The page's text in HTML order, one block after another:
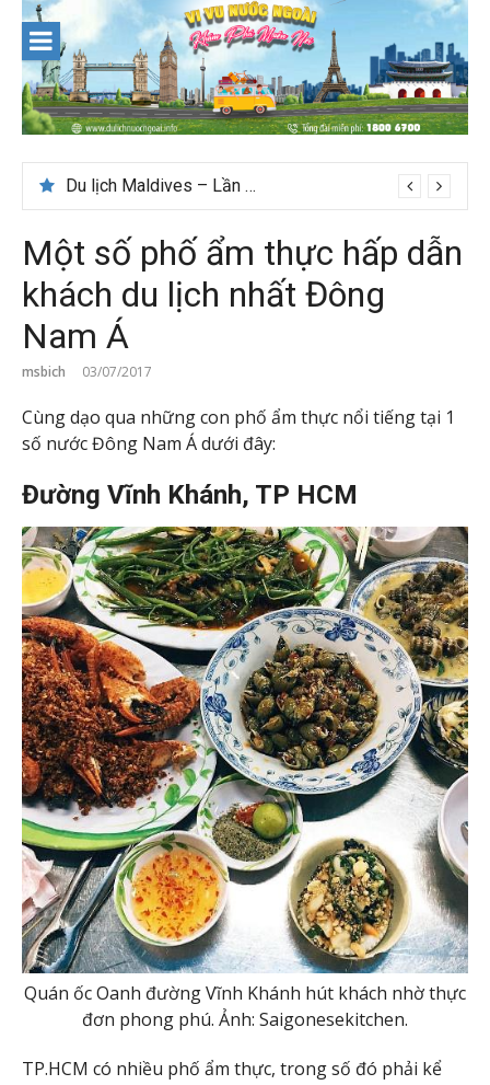
content
Du lịch Maldives – Lần đầu nên đi đâu, chơi gì?
Một số phố ẩm thực hấp dẫn
khách du lịch nhất Đông
Nam Á
msbich 03/07/2017
Cùng dạo qua những con phố ẩm thực nổi tiếng tại 1
số nước Đông Nam Á dưới đây:
Đường Vĩnh Khánh, TP HCM
Quán ốc Oanh đường Vĩnh Khánh hút khách nhờ thực
đơn phong phú. Ảnh: Saigonesekitchen.
TP.HCM có nhiều phố ẩm thực, trong số đó phải kể